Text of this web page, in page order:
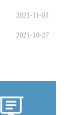
2021-11-03
2021-10-27